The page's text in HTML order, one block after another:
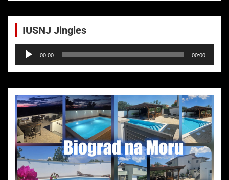
IUSNJ Jingles
Audio-
Player
00:00 00:00